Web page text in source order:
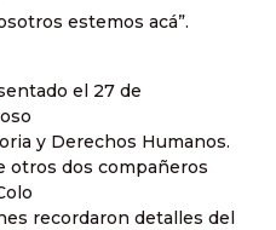
estemos acá”.
el 27 de
y Derechos Humanos.
otros dos compañeros
recordaron detalles del